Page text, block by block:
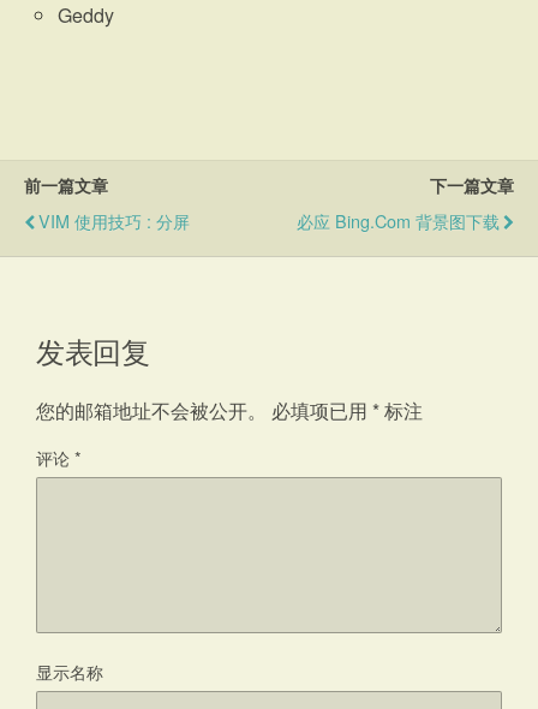
Geddy
前一篇文章
VIM 使用技巧 : 分屏
下一篇文章
必应 Bing.com 背景图下载
发表回复
您的邮箱地址不会被公开。 必填项已用 *标注
评论*
显示名称